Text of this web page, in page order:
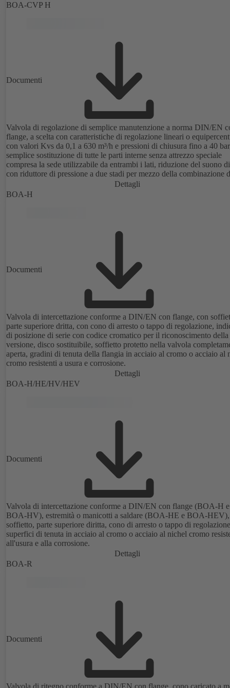
BOA-CVP H
Documenti
Valvola di regolazione di semplice manutenzione a norma DIN/EN
flange, a scelta con caratteristiche di regolazione lineari o
con valori Kvs da 0,1 a 630 m³/h e pressioni di chiusura fino a 40
semplice sostituzione di tutte le parti interne senza attrezzo speciale
compresa la sede utilizzabile da entrambi i lati, riduzione del suono
con riduttore di pressione a due stadi per mezzo della combinazione
tappo parabolico e gabbia forata, con attuatore pneumatico.
Dettagli
BOA-H
Documenti
Valvola di intercettazione conforme a DIN/EN con flange, con
parte superiore dritta, con cono di arresto o tappo di regolazione,
di posizione di serie con codice cromatico per il riconoscimento della
versione, disco sostituibile, soffietto protetto nella valvola
aperta, gradini di tenuta della flangia in acciaio al cromo o acciaio al
cromo resistenti a usura e corrosione.
Dettagli
BOA-H/HE/HV/HEV
Documenti
Valvola di intercettazione conforme a DIN/EN con flange (BOA-H e
BOA-HV), estremità o manicotti a saldare (BOA-HE e BOA-
soffietto, parte superiore diritta, cono di arresto o tappo di
superfici di tenuta in acciaio al cromo o acciaio al nichel cromo
all'usura e alla corrosione.
Dettagli
BOA-R
Documenti